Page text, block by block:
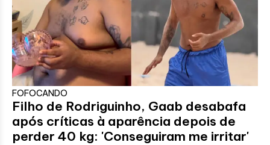
FOFOCANDO
Filho de Rodriguinho, Gaab desabafa
após críticas à aparência depois de
perder 40 kg: 'Conseguiram me irritar'